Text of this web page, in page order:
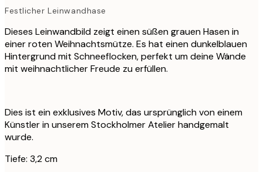
Festlicher Leinwandhase
Dieses Leinwandbild zeigt einen süßen grauen Hasen in
einer roten Weihnachtsmütze. Es hat einen dunkelblauen
Hintergrund mit Schneeflocken, perfekt um deine Wände
mit weihnachtlicher Freude zu erfüllen.
Dies ist ein exklusives Motiv, das ursprünglich von einem
Künstler in unserem Stockholmer Atelier handgemalt
wurde.
Tiefe: 3,2 cm